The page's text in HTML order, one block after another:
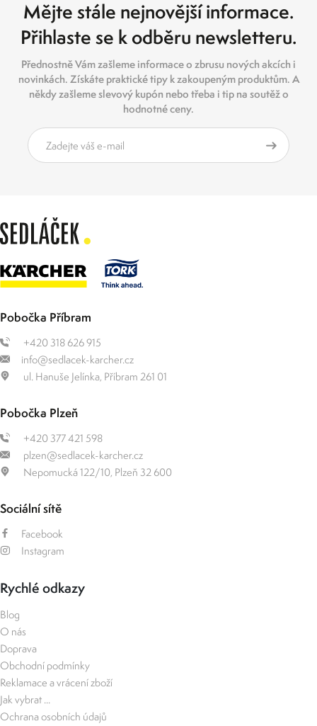
Mějte stále nejnovější informace.
Přihlaste se k odběru newsletteru.
Přednostně Vám zašleme informace o zbrusu nových akcích i
novinkách. Získáte praktické tipy k zakoupeným produktům. A
někdy zašleme slevový kupón nebo třeba i tip na soutěž o
hodnotné ceny.
Pobočka Příbram
+420 318 626 915
info@sedlacek-karcher.cz
ul. Hanuše Jelínka, Příbram 261 01
Pobočka Plzeň
+420 377 421 598
plzen@sedlacek-karcher.cz
Nepomucká 122/10, Plzeň 32 600
Sociální sítě
Facebook
Instagram
Rychlé odkazy
Blog
O nás
Doprava
Obchodní podmínky
Reklamace a vrácení zboží
Jak vybrat ...
Ochrana osobních údajů